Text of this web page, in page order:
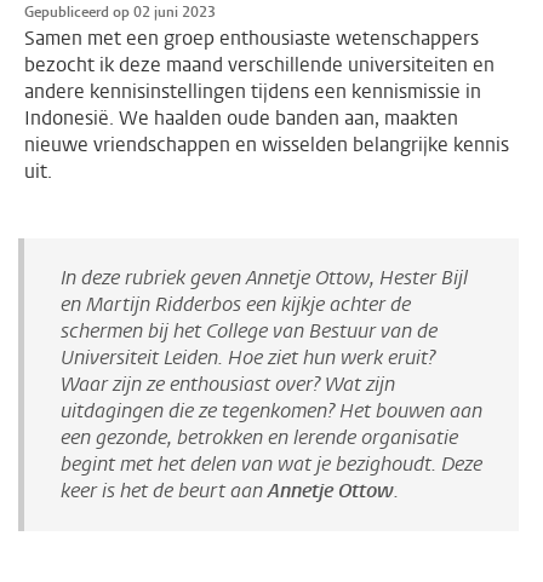
Gepubliceerd op 02 juni 2023
Samen met een groep enthousiaste wetenschappers
bezocht ik deze maand verschillende universiteiten en
andere kennisinstellingen tijdens een kennismissie in
Indonesië. We haalden oude banden aan, maakten
nieuwe vriendschappen en wisselden belangrijke kennis
uit.
In deze rubriek geven Annetje Ottow, Hester Bijl
en Martijn Ridderbos een kijkje achter de
schermen bij het College van Bestuur van de
Universiteit Leiden. Hoe ziet hun werk eruit?
Waar zijn ze enthousiast over? Wat zijn
uitdagingen die ze tegenkomen? Het bouwen aan
een gezonde, betrokken en lerende organisatie
begint met het delen van wat je bezighoudt. Deze
keer is het de beurt aanAnnetje Ottow.